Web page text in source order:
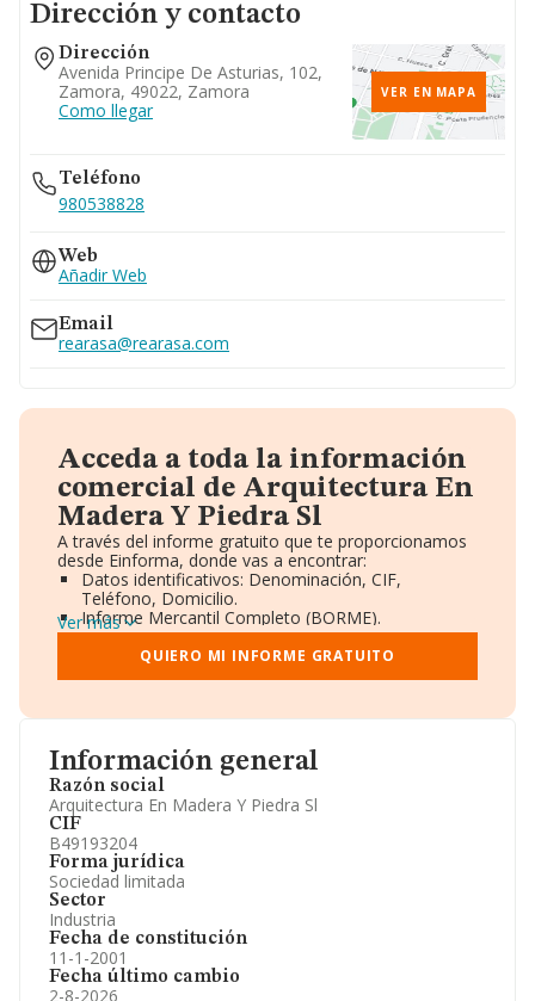
Información general
Razón social
Arquitectura En Madera Y Piedra Sl
CIF
B49193204
Forma jurídica
Sociedad limitada
Sector
Industria
Fecha de constitución
11-1-2001
Fecha último cambio
2-8-2026
Dirección y contacto
Dirección
Avenida Principe De Asturias, 102,
Zamora, 49022, Zamora
Como llegar
VER EN MAPA
Teléfono
980538828
Web
Añadir Web
Email
rearasa@rearasa.com
Acceda a toda la información
comercial de Arquitectura En
Madera Y Piedra Sl
A través del informe gratuito que te proporcionamos
desde Einforma, donde vas a encontrar:
Datos identificativos: Denominación, CIF,
Teléfono, Domicilio.
Informe Mercantil Completo (BORME).
Gráficos de Evolución Ventas y Empleados.
Consejo de Administración y Administradores.
Directivos y Ejecutivos.
Información oficial y registral complementaria.
Ver más
QUIERO MI INFORME GRATUITO